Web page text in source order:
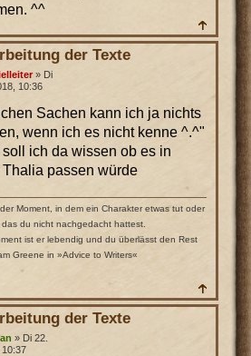
^^
der Texte
» Di
10:36
Sachen kann ich ja nichts
wenn ich es nicht kenne ^.^"
ich da wissen ob es in
passen würde
Moment, in dem ein Charakter etwas tut oder
du nicht nachgedacht hattest.
ist er lebendig und du überlässt den Rest
Greene in »Advice to Writers«
der Texte
» Di 22.
10:37